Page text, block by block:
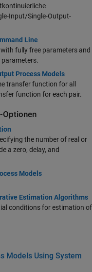
Input/Single-Output-
Line
fully free parameters and
Process Models
transfer function for all
function for each pair.
Optionen
the number of real or
a zero, delay, and
Models
Estimation Algorithms
conditions for estimation of
Models Using System